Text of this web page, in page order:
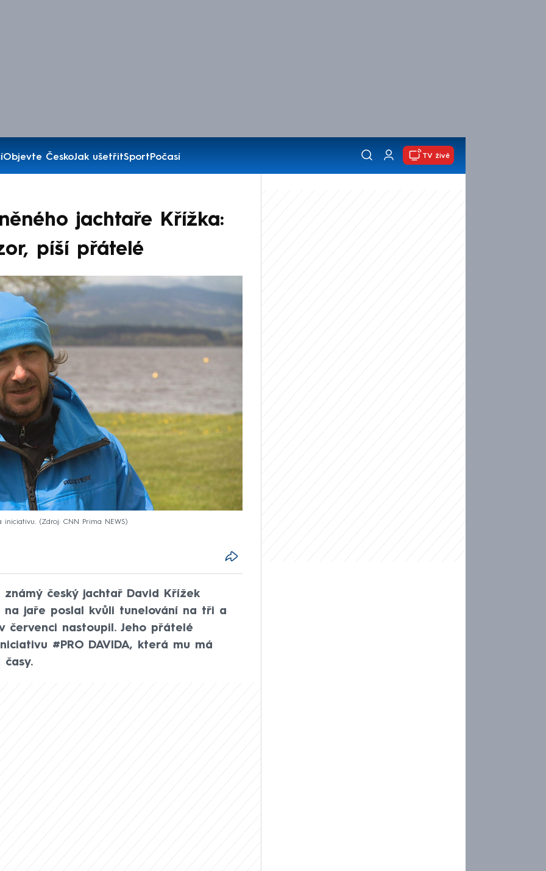
Objevte ČeskoJak ušetřitSportPočasí
TV živě
jachtaře Křížka:
píší přátelé
iniciativu. Zdroj: CNN Prima NEWS
český jachtař David Křížek
na jaře poslal kvůli tunelování na tři a
červenci nastoupil. Jeho přátelé
#PRO DAVIDA, která mu má